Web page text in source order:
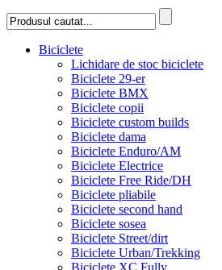
Biciclete
Lichidare de stoc biciclete
Biciclete 29-er
Biciclete BMX
Biciclete copii
Biciclete custom builds
Biciclete dama
Biciclete Enduro/AM
Biciclete Electrice
Biciclete Free Ride/DH
Biciclete pliabile
Biciclete second hand
Biciclete sosea
Biciclete Street/dirt
Biciclete Urban/Trekking